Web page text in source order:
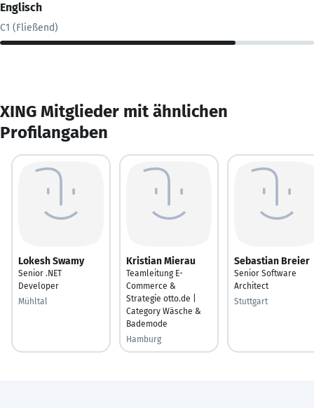
Englisch
C1 (Fließend)
XING Mitglieder mit ähnlichen
Profilangaben
Lokesh Swamy
Senior .NET
Developer
Mühltal
Kristian Mierau
Teamleitung E-
Commerce &
Strategie otto.de |
Category Wäsche &
Bademode
Hamburg
Sebastian Breier
Senior Software
Architect
Stuttgart